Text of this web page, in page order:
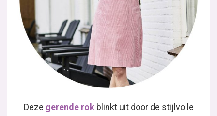
Deze gerende rokblinkt uit door de stijlvolle